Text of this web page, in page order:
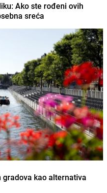
Ako ste rođeni ovih
sreća
gradova kao alternativa